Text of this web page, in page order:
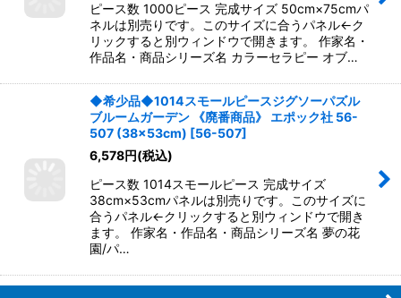
ピース数 1000ピース 完成サイズ 50cm×75cmパ
ネルは別売りです。このサイズに合うパネル←ク
リックすると別ウィンドウで開きます。 作家名・
作品名・商品シリーズ名 カラーセラピー オブ…
◆希少品◆1014スモールピースジグソーパズル
ブルームガーデン 《廃番商品》 エポック社 56-
507 (38×53cm) [56-507]
6,578円(税込)
ピース数 1014スモールピース 完成サイズ
38cm×53cmパネルは別売りです。このサイズに
合うパネル←クリックすると別ウィンドウで開き
ます。 作家名・作品名・商品シリーズ名 夢の花
園/パ…